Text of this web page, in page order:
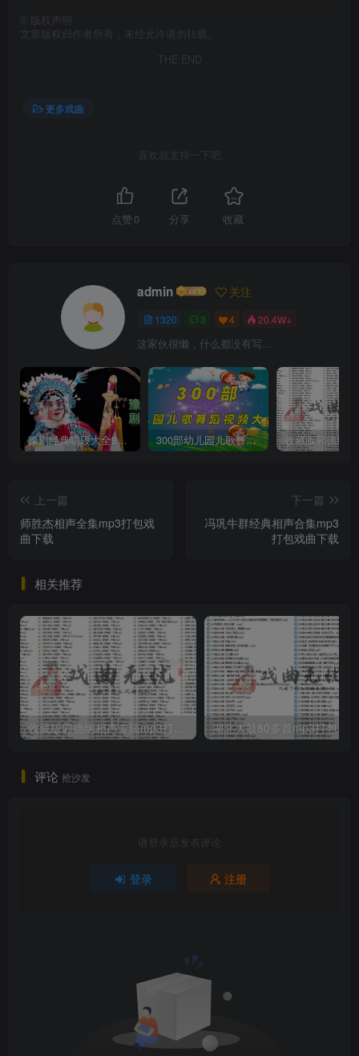
版权声明
文章版权归作者所有，未经允许请勿转载。
THE END
更多戏曲
喜欢就支持一下吧
点赞 0 分享 收藏
admin 关注
1320 3 4 20.4W+
这家伙很懒，什么都没有写...
豫剧经典唱段大全850首mp3打包戏曲下载 300部幼儿园儿歌舞蹈视频大合集
上一篇
师胜杰相声全集mp3打包戏
曲下载
下一篇
冯巩牛群经典相声合集mp3
打包戏曲下载
相关推荐
收藏版郭德纲相声专辑mp3打包戏曲下载
评论 抢沙发
请登录后发表评论
登录 注册